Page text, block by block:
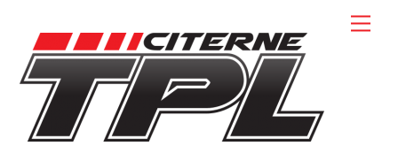
content